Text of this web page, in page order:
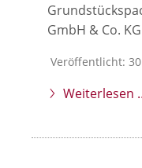
GmbH & Co.
Veröffentlicht:
Weiterlesen